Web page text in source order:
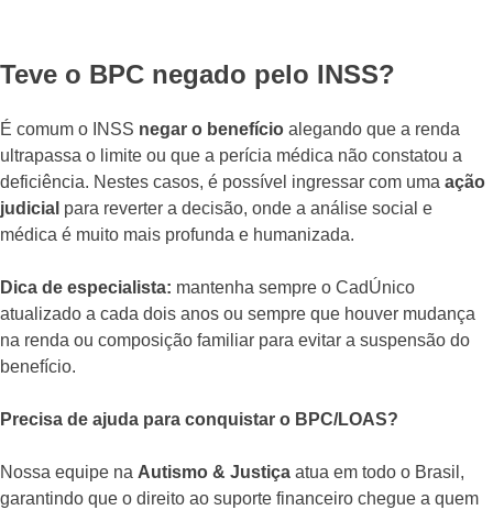
Teve o BPC negado pelo INSS?
É comum o INSS negar o benefício alegando que a renda
ultrapassa o limite ou que a perícia médica não constatou a
deficiência. Nestes casos, é possível ingressar com uma ação
judicial para reverter a decisão, onde a análise social e
médica é muito mais profunda e humanizada.
Dica de especialista: mantenha sempre o CadÚnico
atualizado a cada dois anos ou sempre que houver mudança
na renda ou composição familiar para evitar a suspensão do
benefício.
Precisa de ajuda para conquistar o BPC/LOAS?
Nossa equipe na Autismo & Justiça atua em todo o Brasil,
garantindo que o direito ao suporte financeiro chegue a quem